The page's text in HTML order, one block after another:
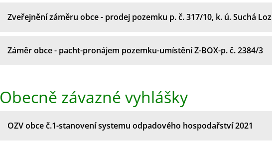
Zveřejnění záměru obce - prodej pozemku p. č. 317/10, k. ú. Suchá Loz
Záměr obce - pacht-pronájem pozemku-umístění Z-BOX-p. č. 2384/3
Obecně závazné vyhlášky
OZV obce č.1-stanovení systemu odpadového hospodařství 2021